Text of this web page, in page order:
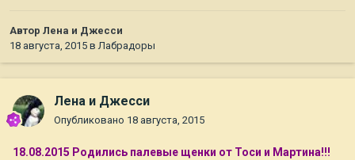
Автор Лена и Джесси
18 августа, 2015 вЛабрадоры
Лена и Джесси
Опубликовано 18 августа, 2015
18.08.2015 Родились палевые щенки от Тоси и Мартина!!!